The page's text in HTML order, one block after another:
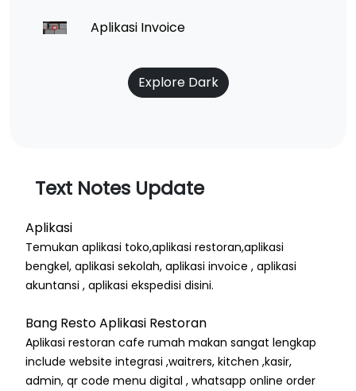
Aplikasi Invoice
Explore Dark
Text Notes Update
Aplikasi
Temukan aplikasi toko,aplikasi restoran,aplikasi
bengkel, aplikasi sekolah, aplikasi invoice , aplikasi
akuntansi , aplikasi ekspedisi disini.
Bang Resto Aplikasi Restoran
Aplikasi restoran cafe rumah makan sangat lengkap
include website integrasi ,waitrers, kitchen ,kasir,
admin, qr code menu digital , whatsapp online order